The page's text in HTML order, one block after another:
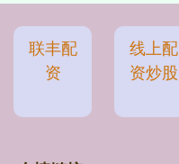
联丰配
资
线上配
资炒股